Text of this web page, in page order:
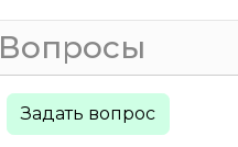
Вопросы
Задать вопрос